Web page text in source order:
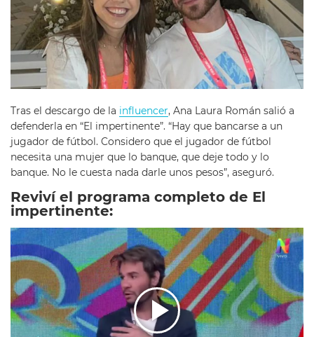
Tras el descargo de la influencer, Ana Laura Román salió a
defenderla en “El impertinente”. “Hay que bancarse a un
jugador de fútbol. Considero que el jugador de fútbol
necesita una mujer que lo banque, que deje todo y lo
banque. No le cuesta nada darle unos pesos”, aseguró.
Reviví el programa completo de El
impertinente: